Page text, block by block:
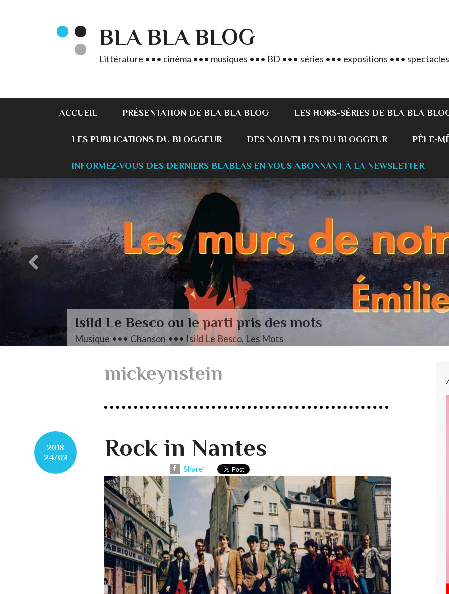
BLA BLA BLOG
Littérature ••• cinéma ••• musiques ••• BD ••• séries ••• expositions •••
ACCUEIL PRÉSENTATION DE BLA BLA BLOG LES HORS-SÉRIES DE BLA BLA
LES PUBLICATIONS DU BLOGGEUR DES NOUVELLES DU BLOGGEUR PÊLE-
INFORMEZ-VOUS DES DERNIERS BLABLAS EN VOUS ABONNANT À LA NEWSLETTER
L’autre Mendelssohn
Musique ••• Classique ••• Fanny Mendelssohn, Das
mickeynstein
2018
24/02
Rock in Nantes
Share